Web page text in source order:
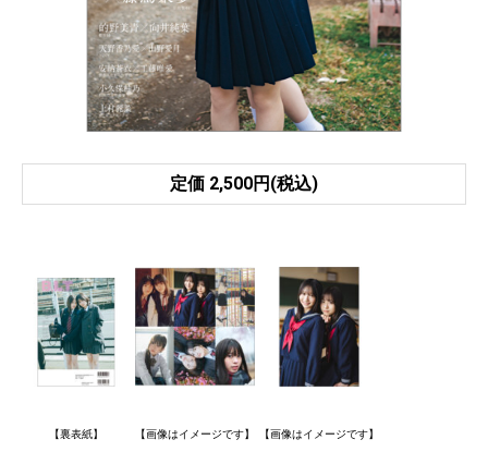
定価 2,500円(税込)
【裏表紙】 【画像はイメージです】 【画像はイメージです】